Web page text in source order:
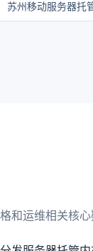
苏州移动服务器托
和运维相关核